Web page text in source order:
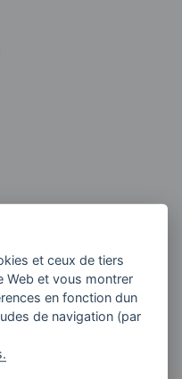
et ceux de tiers
Web et vous montrer
en fonction dun
de navigation (par